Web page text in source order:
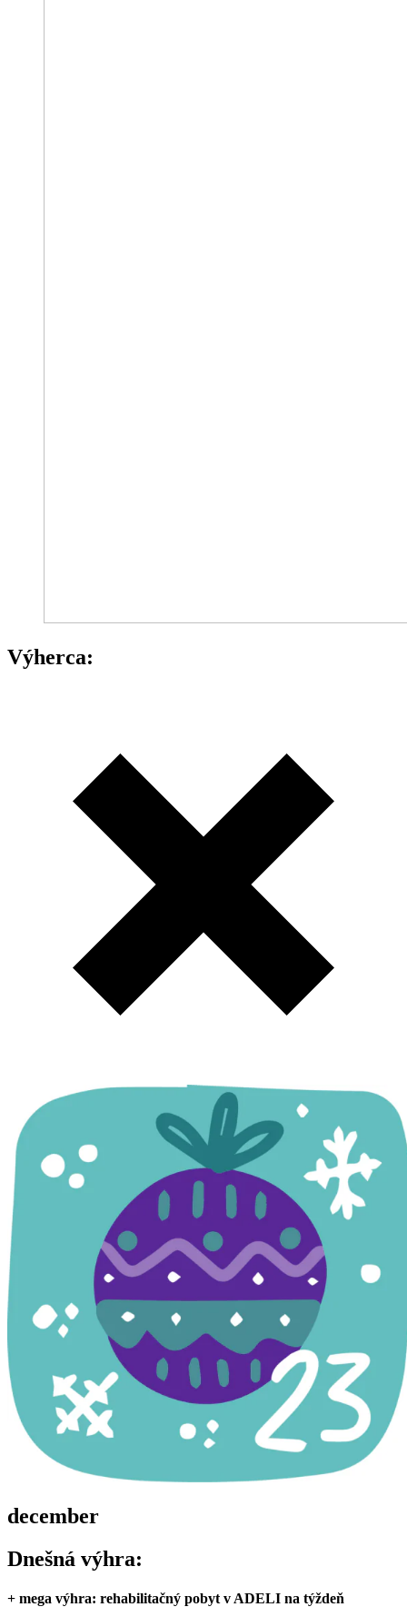
Výherca:
december
Dnešná výhra:
+ mega výhra: rehabilitačný pobyt v ADELI na týždeň